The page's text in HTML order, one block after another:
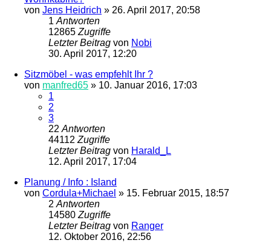
von Jens Heidrich » 26. April 2017, 20:58
1 Antworten
12865 Zugriffe
Letzter Beitrag von Nobi
30. April 2017, 12:20
Sitzmöbel - was empfehlt Ihr ?
von manfred65 » 10. Januar 2016, 17:03
1
2
3
22 Antworten
44112 Zugriffe
Letzter Beitrag von Harald_L
12. April 2017, 17:04
Planung / Info : Island
von Cordula+Michael » 15. Februar 2015, 18:57
2 Antworten
14580 Zugriffe
Letzter Beitrag von Ranger
12. Oktober 2016, 22:56